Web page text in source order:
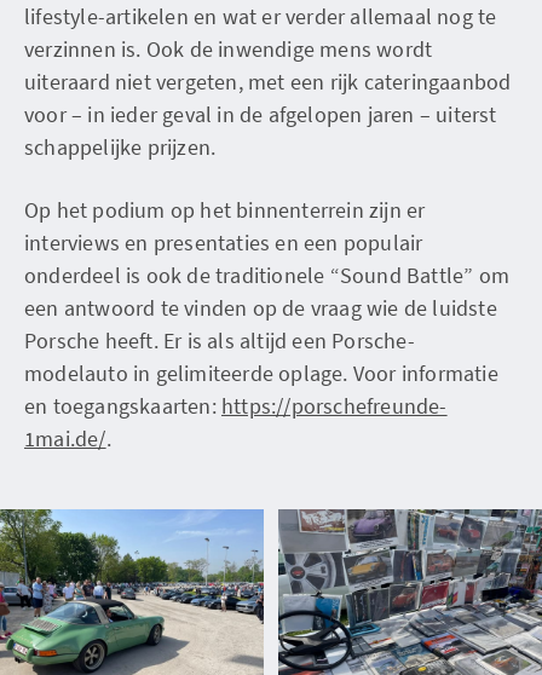
lifestyle-artikelen en wat er verder allemaal nog te
verzinnen is. Ook de inwendige mens wordt
uiteraard niet vergeten, met een rijk cateringaanbod
voor – in ieder geval in de afgelopen jaren – uiterst
schappelijke prijzen.
Op het podium op het binnenterrein zijn er
interviews en presentaties en een populair
onderdeel is ook de traditionele “Sound Battle” om
een antwoord te vinden op de vraag wie de luidste
Porsche heeft. Er is als altijd een Porsche-
modelauto in gelimiteerde oplage. Voor informatie
en toegangskaarten: https://porschefreunde-
1mai.de/.